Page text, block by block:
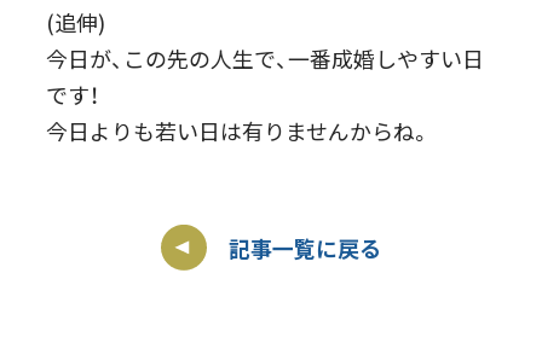
(追伸)
今日が、この先の人生で、一番成婚しやすい日
です！
今日よりも若い日は有りませんからね。
記事一覧に戻る